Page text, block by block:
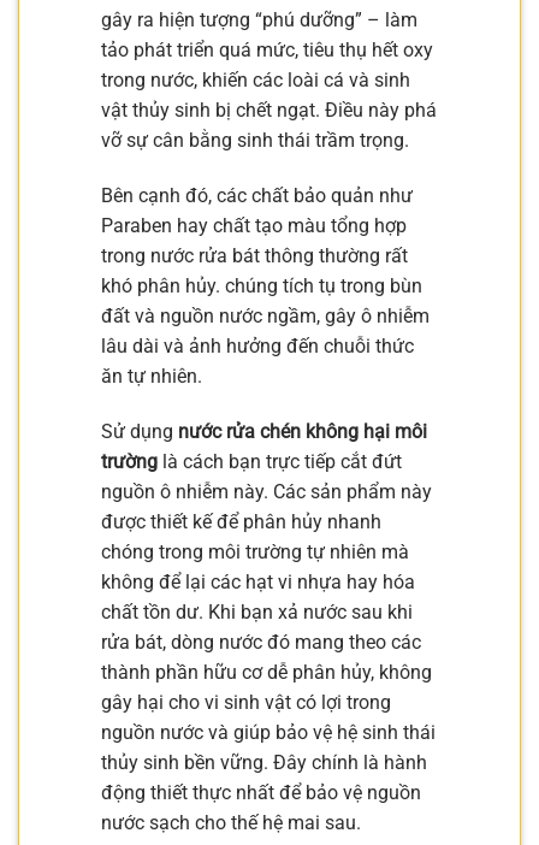
gây ra hiện tượng “phú dưỡng” – làm
tảo phát triển quá mức, tiêu thụ hết oxy
trong nước, khiến các loài cá và sinh
vật thủy sinh bị chết ngạt. Điều này phá
vỡ sự cân bằng sinh thái trầm trọng.
Bên cạnh đó, các chất bảo quản như
Paraben hay chất tạo màu tổng hợp
trong nước rửa bát thông thường rất
khó phân hủy. chúng tích tụ trong bùn
đất và nguồn nước ngầm, gây ô nhiễm
lâu dài và ảnh hưởng đến chuỗi thức
ăn tự nhiên.
Sử dụng nước rửa chén không hại môi
trường là cách bạn trực tiếp cắt đứt
nguồn ô nhiễm này. Các sản phẩm này
được thiết kế để phân hủy nhanh
chóng trong môi trường tự nhiên mà
không để lại các hạt vi nhựa hay hóa
chất tồn dư. Khi bạn xả nước sau khi
rửa bát, dòng nước đó mang theo các
thành phần hữu cơ dễ phân hủy, không
gây hại cho vi sinh vật có lợi trong
nguồn nước và giúp bảo vệ hệ sinh thái
thủy sinh bền vững. Đây chính là hành
động thiết thực nhất để bảo vệ nguồn
nước sạch cho thế hệ mai sau.